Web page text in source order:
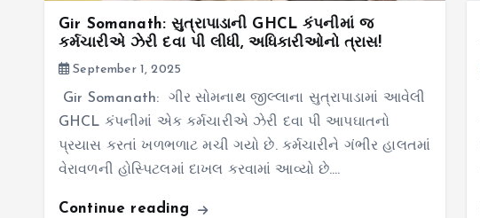
Gir Somanath: સુત્રાપાડાની GHCL કંપનીમાં જ
કર્મચારીએ ઝેરી દવા પી લીધી, અધિકારીઓનો ત્રાસ!
September 1, 2025
Gir Somanath: ગીર સોમનાથ જીલ્લાના સુત્રાપાડામાં આવેલી
GHCL કંપનીમાં એક કર્મચારીએ ઝેરી દવા પી આપઘાતનો
પ્રયાસ કરતાં ખળભળાટ મચી ગયો છે. કર્મચારીને ગંભીર હાલતમાં
વેરાવળની હોસ્પિટલમાં દાખલ કરવામાં આવ્યો છે.…
Continue reading